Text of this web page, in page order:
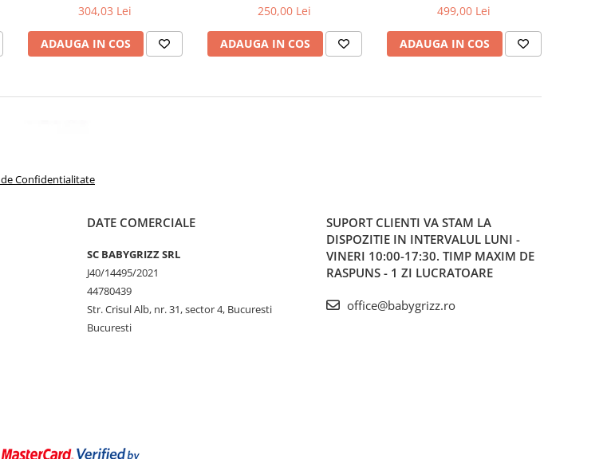
304,03 Lei
ADAUGA IN COS
250,00 Lei
ADAUGA IN COS
499,00 Lei
ADAUGA IN COS
Confidentialitate
DATE COMERCIALE
SC BABYGRIZZ SRL
J40/14495/2021
44780439
Str. Crisul Alb, nr. 31, sector 4, Bucuresti
Bucuresti
SUPORT CLIENTI VA STAM LA
DISPOZITIE IN INTERVALUL LUNI -
VINERI 10:00-17:30. TIMP MAXIM DE
RASPUNS - 1 ZI LUCRATOARE
office@babygrizz.ro